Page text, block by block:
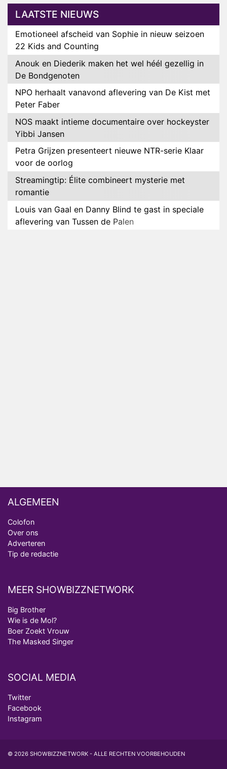
LAATSTE NIEUWS
Emotioneel afscheid van Sophie in nieuw seizoen
22 Kids and Counting
Anouk en Diederik maken het wel héél gezellig in
De Bondgenoten
NPO herhaalt vanavond aflevering van De Kist met
Peter Faber
NOS maakt intieme documentaire over hockeyster
Yibbi Jansen
Petra Grijzen presenteert nieuwe NTR-serie Klaar
voor de oorlog
Streamingtip: Élite combineert mysterie met
romantie
Louis van Gaal en Danny Blind te gast in speciale
aflevering van Tussen de Palen
ALGEMEEN
Colofon
Over ons
Adverteren
Tip de redactie
MEER SHOWBIZZNETWORK
Big Brother
Wie is de Mol?
Boer Zoekt Vrouw
The Masked Singer
SOCIAL MEDIA
Twitter
Facebook
Instagram
© 2026 SHOWBIZZNETWORK - ALLE RECHTEN VOORBEHOUDEN